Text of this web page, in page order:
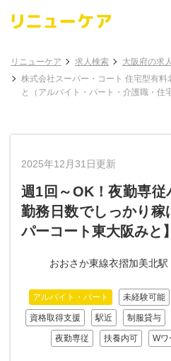
リニューケア 求人検索 大阪府の求
株式会社スーパー・コート 住宅型有
と（アルバイト・パート・介護職・住
2025年12月31日更新
週1回～OK！夜勤専
勤務日数でしっかり稼
パーコート東大阪みと】
おおさか東線衣摺加美北駅
アルバイト・パート 未経験可能
資格取得支援 駅近 制服貸与
夜勤専従 扶養内可 Wワ